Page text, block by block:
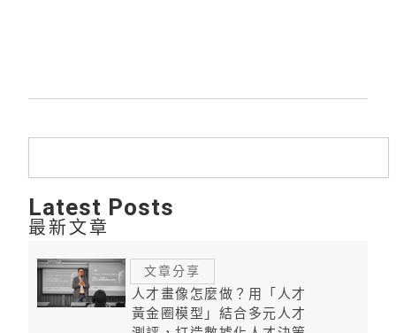
Latest Posts
最新文章
文章分享
人才畫像怎麼做？用「人才
黃金圈模型」結合多元人才